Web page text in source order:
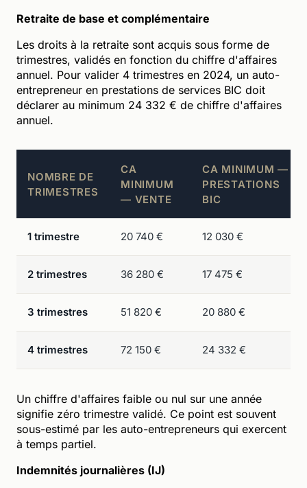
Retraite de base et complémentaire
Les droits à la retraite sont acquis sous forme de
trimestres, validés en fonction du chiffre d'affaires
annuel. Pour valider 4 trimestres en 2024, un auto-
entrepreneur en prestations de services BIC doit
déclarer au minimum 24 332 € de chiffre d'affaires
annuel.
NOMBRE DE
TRIMESTRES
CA
MINIMUM
— VENTE
CA MINIMUM —
PRESTATIONS
BIC
1 trimestre 20 740 € 12 030 €
2 trimestres 36 280 € 17 475 €
3 trimestres 51 820 € 20 880 €
4 trimestres 72 150 € 24 332 €
Un chiffre d'affaires faible ou nul sur une année
signifie zéro trimestre validé. Ce point est souvent
sous-estimé par les auto-entrepreneurs qui exercent
à temps partiel.
Indemnités journalières (IJ)